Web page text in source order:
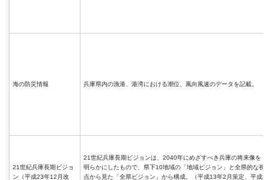
海の防災情報 兵庫県内の漁港、港湾における潮位、風向風速のデータを記載。
21世紀兵庫長期ビジョ
ン（平成23年12月改
21世紀兵庫長期ビジョンは、2040年にめざすべき兵庫の将来像を
明らかにしたもので、県下10地域の「地域ビジョン」と全県的な視
点から見た「全県ビジョン」から構成。（平成13年2月策定、平成2